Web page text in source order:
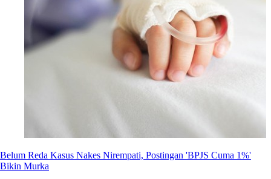
Belum Reda Kasus Nakes Nirempati, Postingan 'BPJS Cuma 1%'
Bikin Murka